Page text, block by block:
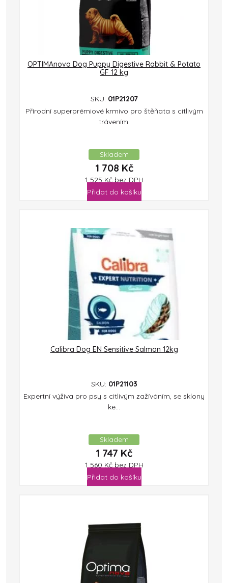
OPTIMAnova Dog Puppy Digestive Rabbit & Potato
GF 12 kg
SKU: 01P21207
Přírodní superprémiové krmivo pro štěňata s citlivým
trávením.
Skladem
1 708 Kč
1 525 Kč bez DPH
Přidat do košíku
Calibra Dog EN Sensitive Salmon 12kg
SKU: 01P21103
Expertní výživa pro psy s citlivým zažíváním, se sklony
ke...
Skladem
1 747 Kč
1 560 Kč bez DPH
Přidat do košíku